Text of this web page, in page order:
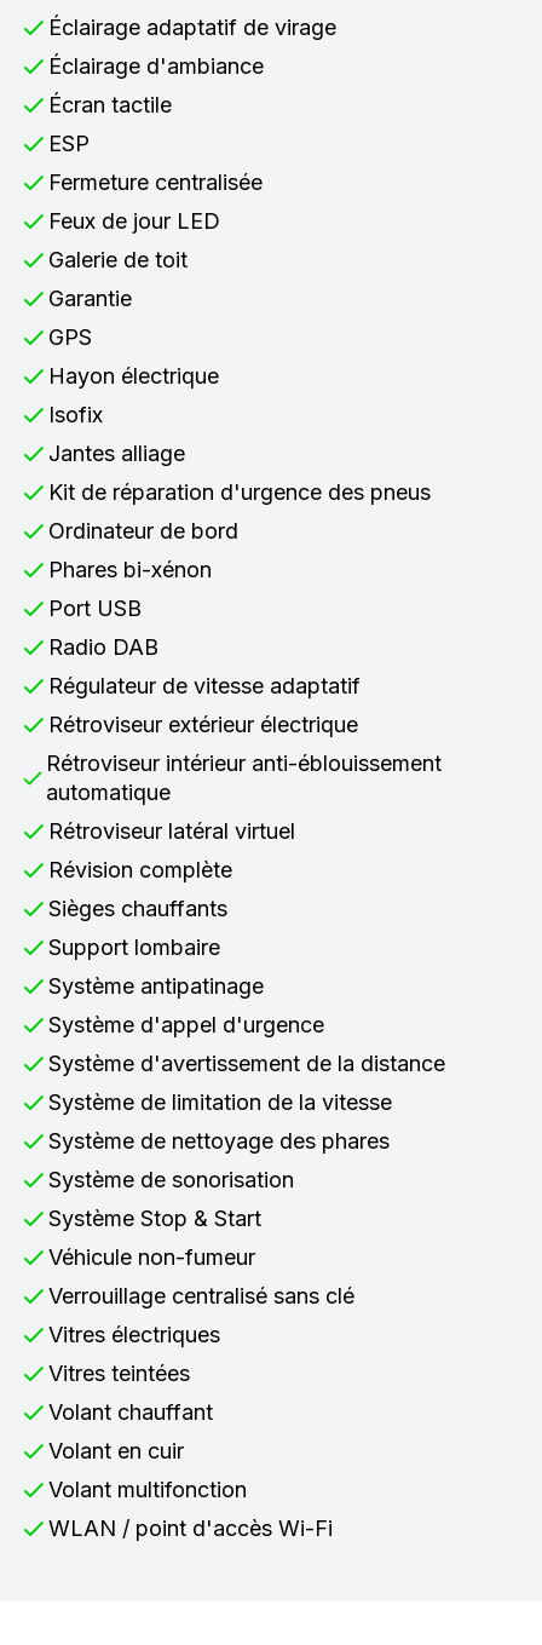
Éclairage adaptatif de virage
Éclairage d'ambiance
Écran tactile
ESP
Fermeture centralisée
Feux de jour LED
Galerie de toit
Garantie
GPS
Hayon électrique
Isofix
Jantes alliage
Kit de réparation d'urgence des pneus
Ordinateur de bord
Phares bi-xénon
Port USB
Radio DAB
Régulateur de vitesse adaptatif
Rétroviseur extérieur électrique
Rétroviseur intérieur anti-éblouissement
automatique
Rétroviseur latéral virtuel
Révision complète
Sièges chauffants
Support lombaire
Système antipatinage
Système d'appel d'urgence
Système d'avertissement de la distance
Système de limitation de la vitesse
Système de nettoyage des phares
Système de sonorisation
Système Stop & Start
Véhicule non-fumeur
Verrouillage centralisé sans clé
Vitres électriques
Vitres teintées
Volant chauffant
Volant en cuir
Volant multifonction
WLAN / point d'accès Wi-Fi